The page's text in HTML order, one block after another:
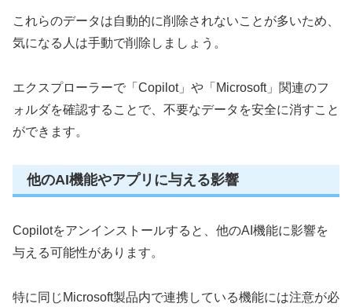
これらのデータは自動的に削除されないことが多いため、
気になる人は手動で削除しましょう。
エクスプローラーで「Copilot」や「Microsoft」関連のフ
ォルダを確認することで、不要なデータを安全に消すこと
ができます。
他のAI機能やアプリに与える影響
Copilotをアンインストールすると、他のAI機能に影響を
与える可能性があります。
特に同じMicrosoft製品内で連携している機能には注意が必